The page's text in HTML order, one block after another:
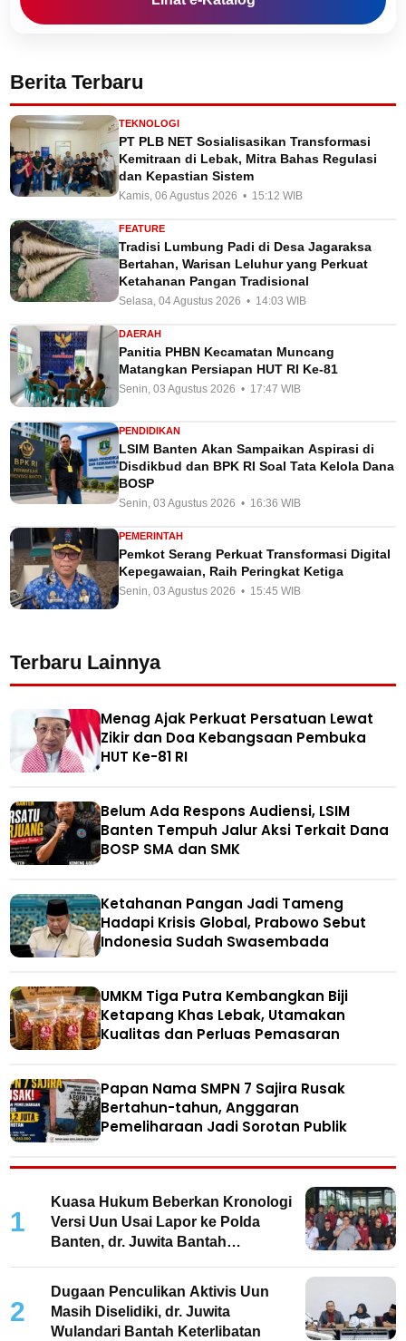
Berita Terbaru
TEKNOLOGI
PT PLB NET Sosialisasikan Transformasi
Kemitraan di Lebak, Mitra Bahas Regulasi
dan Kepastian Sistem
Kamis, 06 Agustus 2026 • 15:12 WIB
FEATURE
Tradisi Lumbung Padi di Desa Jagaraksa
Bertahan, Warisan Leluhur yang Perkuat
Ketahanan Pangan Tradisional
Selasa, 04 Agustus 2026 • 14:03 WIB
DAERAH
Panitia PHBN Kecamatan Muncang
Matangkan Persiapan HUT RI Ke-81
Senin, 03 Agustus 2026 • 17:47 WIB
PENDIDIKAN
LSIM Banten Akan Sampaikan Aspirasi di
Disdikbud dan BPK RI Soal Tata Kelola Dana
BOSP
Senin, 03 Agustus 2026 • 16:36 WIB
PEMERINTAH
Pemkot Serang Perkuat Transformasi Digital
Kepegawaian, Raih Peringkat Ketiga
Senin, 03 Agustus 2026 • 15:45 WIB
Terbaru Lainnya
Menag Ajak Perkuat Persatuan Lewat
Zikir dan Doa Kebangsaan Pembuka
HUT Ke-81 RI
Belum Ada Respons Audiensi, LSIM
Banten Tempuh Jalur Aksi Terkait Dana
BOSP SMA dan SMK
Ketahanan Pangan Jadi Tameng
Hadapi Krisis Global, Prabowo Sebut
Indonesia Sudah Swasembada
UMKM Tiga Putra Kembangkan Biji
Ketapang Khas Lebak, Utamakan
Kualitas dan Perluas Pemasaran
Papan Nama SMPN 7 Sajira Rusak
Bertahun-tahun, Anggaran
Pemeliharaan Jadi Sorotan Publik
1
Kuasa Hukum Beberkan Kronologi
Versi Uun Usai Lapor ke Polda
Banten, dr. Juwita Bantah
2
Dugaan Penculikan Aktivis Uun
Masih Diselidiki, dr. Juwita
Wulandari Bantah Keterlibatan